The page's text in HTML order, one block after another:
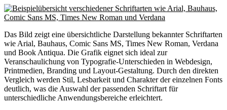
Das Bild zeigt eine übersichtliche Darstellung bekannter Schriftarten
wie Arial, Bauhaus, Comic Sans MS, Times New Roman, Verdana
und Book Antiqua. Die Grafik eignet sich ideal zur
Veranschaulichung von Typografie-Unterschieden in Webdesign,
Printmedien, Branding und Layout-Gestaltung. Durch den direkten
Vergleich werden Stil, Lesbarkeit und Charakter der einzelnen Fonts
deutlich, was die Auswahl der passenden Schriftart für
unterschiedliche Anwendungsbereiche erleichtert.